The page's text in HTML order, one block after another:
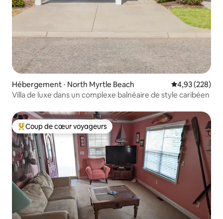
Hébergement ⋅ North Myrtle Beach Évaluation
4,93 (228)
Villa de luxe dans un complexe balnéaire de style caribéen
Coups de cœur voyageurs les plus appréciés
Coup de cœur voyageurs